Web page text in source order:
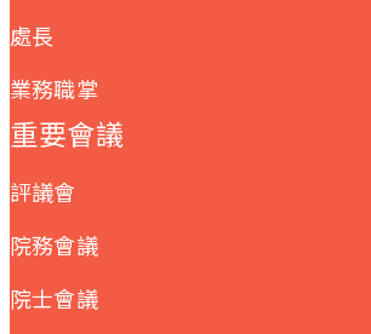
處長
業務職掌
重要會議
評議會
院務會議
院士會議